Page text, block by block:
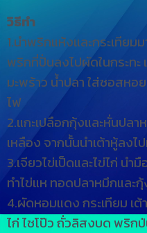
วิธีทำ
1.นำพริกแห้งและกระเทีย
พริกที่ปั่นลงไปผัดในกระทะ
มะพร้าว น้ำปลา ใส่ซอสห
ไฟ
2.แกะเปลือกกุ้งและหั่นปลา
เหลือง จากนั้นนำเต้าหู้ลงไ
3.เจียวไข่เป็ดและไข่ไก่ นำ
ทำไข่แห ทอดปลาหมึกและกุ้
4.ผัดหอมแดง กระเทียม เ
ไก่ ไชโป๊ว ถั่วลิสงบด พริก